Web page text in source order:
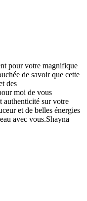
pour votre magnifique
de savoir que cette
des
moi de vous
authenticité sur votre
et de belles énergies
avec vous.Shayna